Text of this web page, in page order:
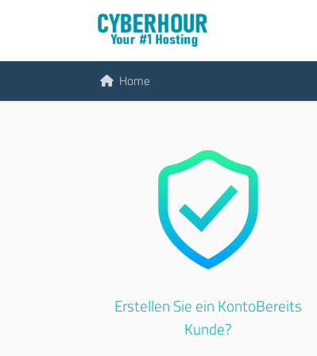
Home
Erstellen Sie ein KontoBereits
Kunde?